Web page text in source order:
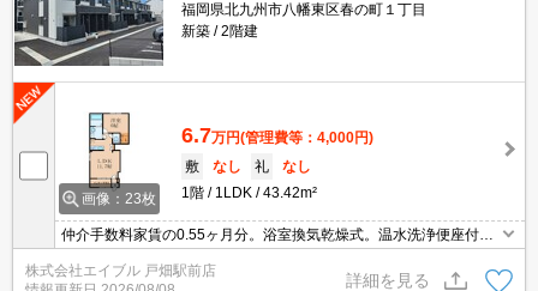
福岡県北九州市八幡東区春の町１丁目
新築
2階建
画像：23枚
6.7万円(管理費等：4,000円)
敷
なし 礼
なし
1階
1LDK 43.42m²
仲介手数料家賃の0.55ヶ月分。浴室換気乾燥式。温水洗浄便座付
株式会社エイブル 戸畑駅前店
詳細を見る